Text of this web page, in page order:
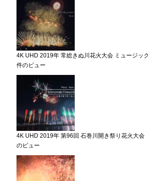
4K UHD 2019年 常総きぬ川花火大会 ミュージッ
件のビュー
4K UHD 2019年 第96回 石巻川開き祭り花火大会
のビュー